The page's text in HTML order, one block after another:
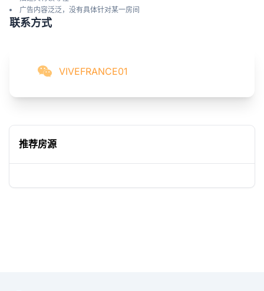
广告内容泛泛，没有具体针对某一房间
联系方式
VIVEFRANCE01
推荐房源